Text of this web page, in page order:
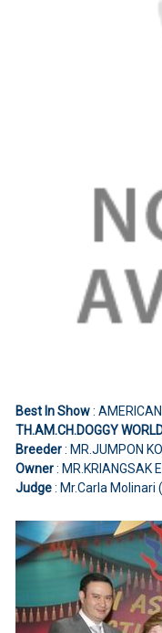
Best In Show:
TH.AM.CH.DOGGY
Breeder: MR.JUMPON
Owner: MR.KRIANGSAK
Judge: Mr.Carla Molinari